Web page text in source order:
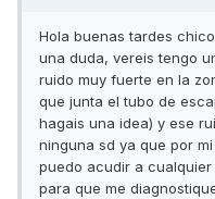
Hola buenas tardes
una duda, vereis tengo
ruido muy fuerte en la
que junta el tubo de
hagais una idea) y ese
ninguna sd ya que por
puedo acudir a
para que me